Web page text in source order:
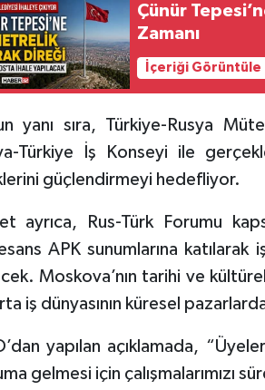
Çünür
Zamanı
İçeriği Görüntüle
yanı sıra, Türkiye-Rusya
Türkiye İş Konseyi ile
güçlendirmeyi hedefliyor.
ayrıca, Rus-Türk Forumu
APK sunumlarına
Moskova’nın tarihi ve
iş dünyasının küresel
yapılan açıklamada,
gelmesi için çalışmalarımızı